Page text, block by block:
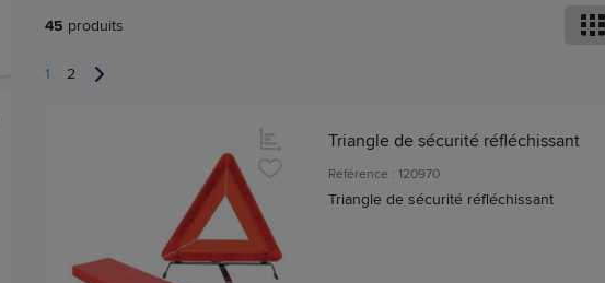
45 produits
1 2
Triangle de sécurité réfléchissant
Référence : 120970
Triangle de sécurité réfléchissant